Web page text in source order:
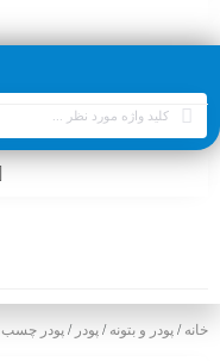
خانه / پودر و بتونه / پودر / پودر چسب